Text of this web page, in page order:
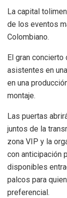
La capital
de los eventos
Colombiano.
El gran concierto
asistentes en
en una
montaje.
Las puertas
juntos de la
zona VIP y la
con anticipación
disponibles
palcos para
preferencial.